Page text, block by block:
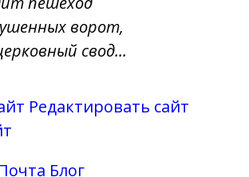
ворот,
свод...
Редактировать сайт
Блог